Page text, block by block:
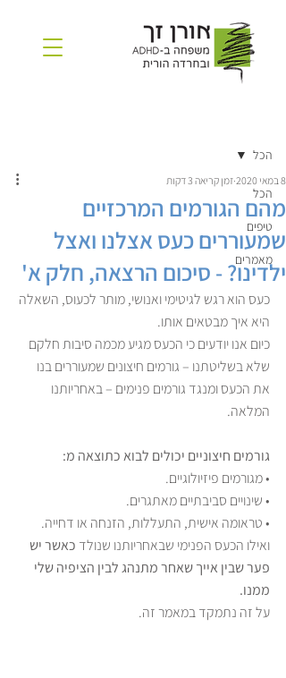
הכל
טיפים
מאמרים
הכל
מהם הגורמים המרכזיים
שמעוררים כעס אצלנו ואצל
ילדינו? - סיכום הרצאה, חלק א'
8 במאי 2020 זמן קריאה 3 דקות
כעס הוא רגש לגיטימי ואנושי, מותר לכעוס, השאלה
היא איך מבטאים אותו.
כיום אנו יודעים כי הכעס מגיע מכמה סיבות חלקם
שלא בשליטתנו – גורמים חיצונים שמעוררים בנו
את הכעס ומנגד גורמים פנימים – באחריותנו
המלאה.
גורמים חיצוניים יכולים לבוא כתוצאה מ:
• מגורמים פיזיולוגיים.
• שינויים סביבתיים מאתגרים.
• טראומה אישית, התעללות, הזנחה או דחייה.
ואילו הכעס הפנימי שבאחריותנו שנולד כאשר יש
פער שבין אייך שאחר מתנהג לבין הציפיה שלי
ממנו.
על זה נתמקד במאמר זה.